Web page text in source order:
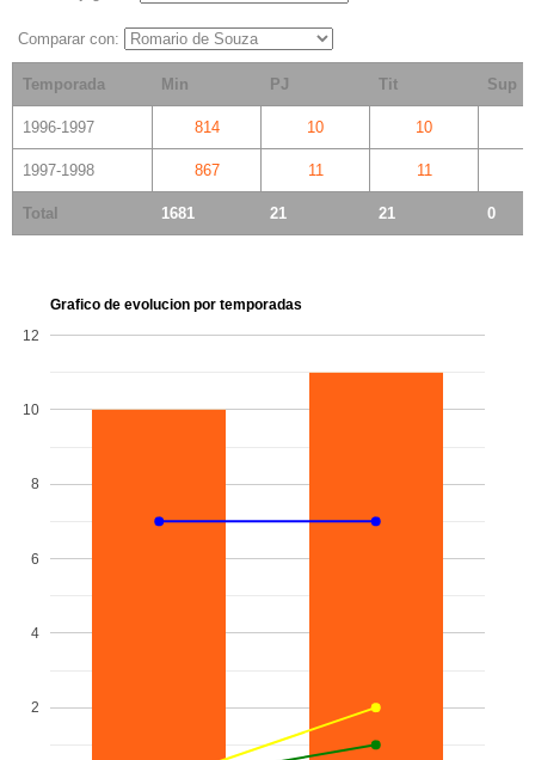
Comparar con:
Temporada Min PJ Tit Sup
1996-1997 814 10 10
1997-1998 867 11 11
Total 1681 21 21 0
Grafico de evolucion por temporadas
2
4
6
8
10
12